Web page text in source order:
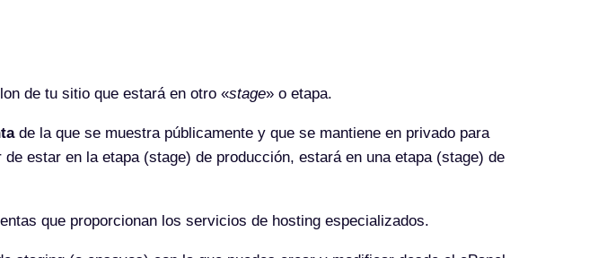
de tu sitio que estará en otro «stage» o etapa.
de la que se muestra públicamente y que se mantiene en privado para
estar en la etapa (stage) de producción, estará en una etapa (stage) de
que proporcionan los servicios de hosting especializados.